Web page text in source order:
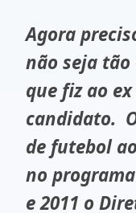
Agora
não seja
que fiz ao
candidato.
de futebol
no
e 2011 o